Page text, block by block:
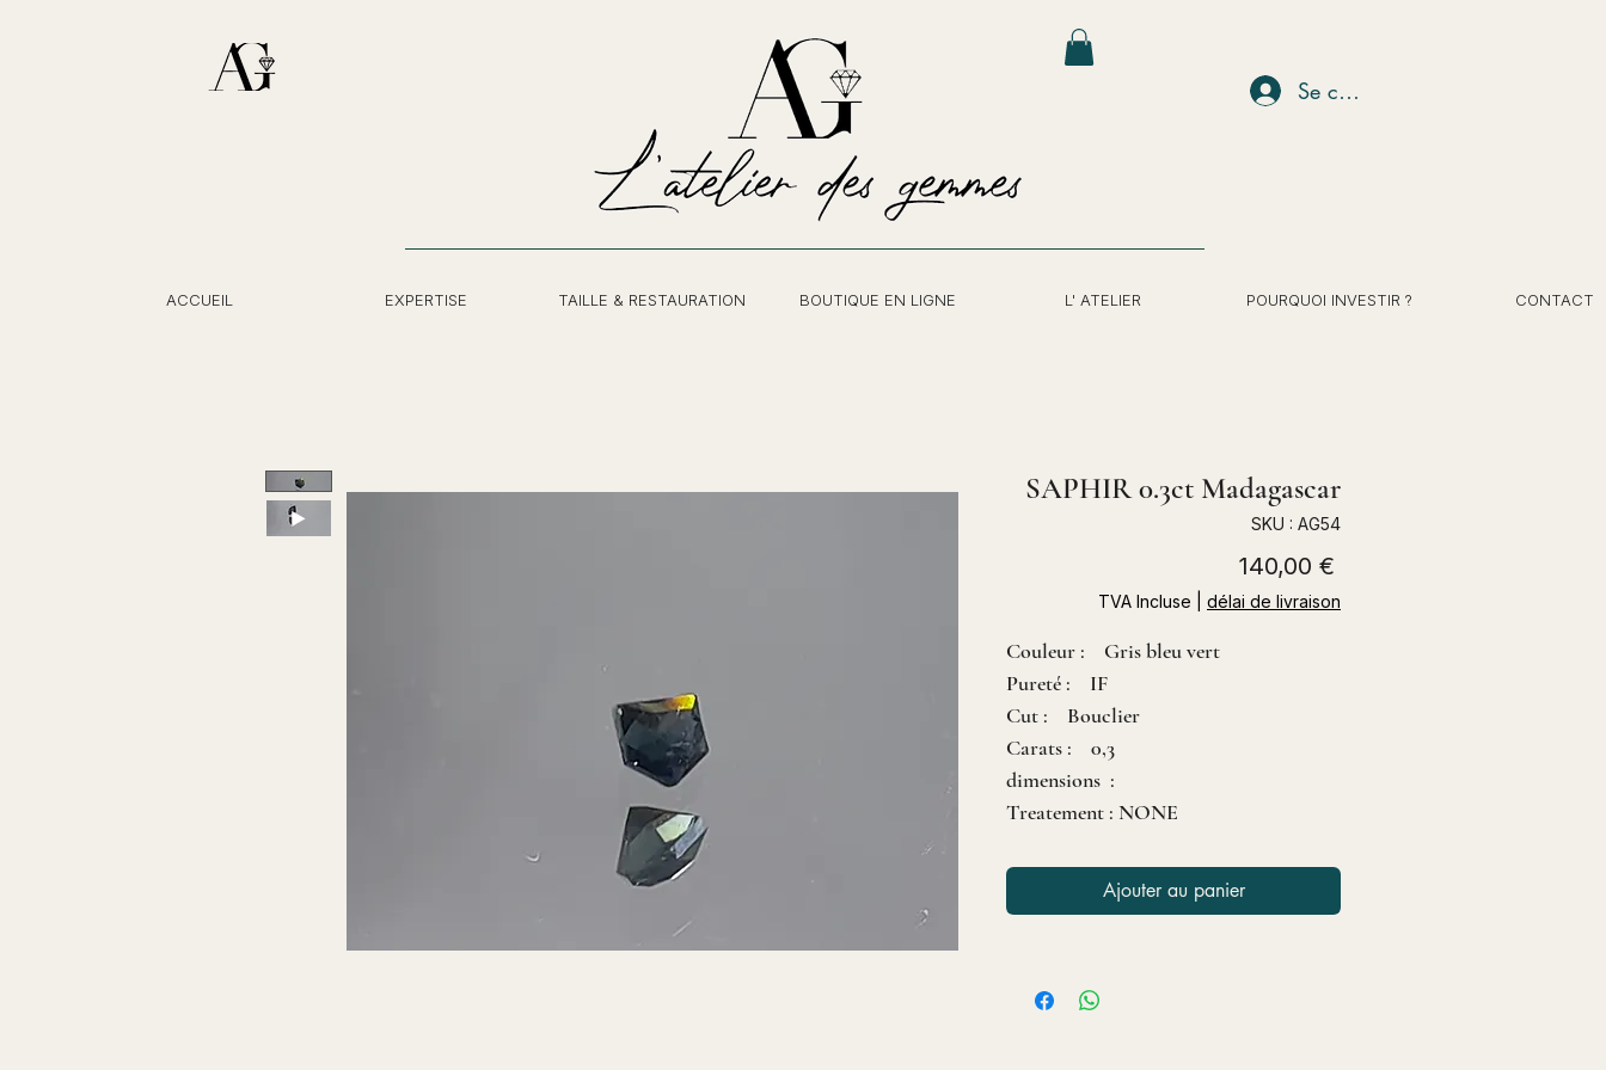
Se connecter
ACCUEIL EXPERTISE TAILLE & RESTAURATION BOUTIQUE EN LIGNE L' ATELIER POURQUOI INVESTIR ? CONTACT
SAPHIR 0.3ct Madagascar
SKU : AG54
140,00 €
TVA Incluse délai de livraison
Couleur : Gris bleu vert
Pureté : IF
Cut : Bouclier
Carats : 0,3
dimensions :
Treatement : NONE
Ajouter au panier